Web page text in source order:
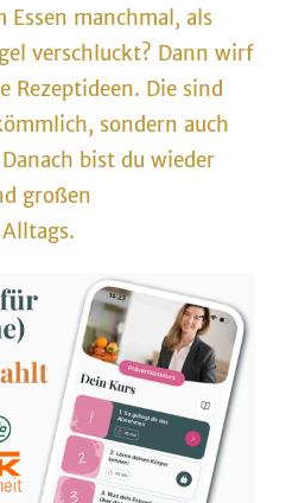
Essen manchmal, als
verschluckt? Dann wirf
Rezeptideen. Die sind
sondern auch
bist du wieder
großen